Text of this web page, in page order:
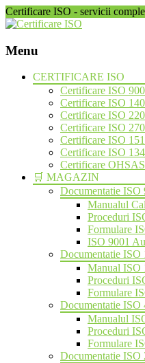
Certificare ISO - servicii
Menu
Skip
CERTIFICARE ISO
Certificare ISO
Certificare ISO
Certificare ISO
Certificare ISO
Certificare ISO
Certificare ISO
Certificare
🛒 MAGAZIN
Documentatie ISO
Manualul
Proceduri
Formulare
ISO 9001
Documentatie ISO
Manual ISO
Proceduri
Formulare
Documentatie
Manualul
Proceduri
Formulare
Documentatie ISO